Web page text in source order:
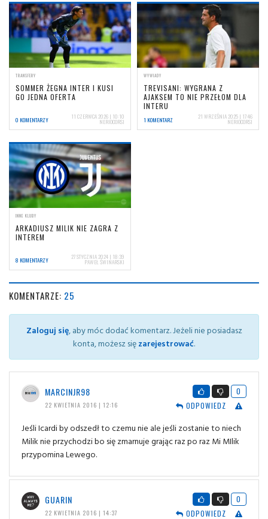
TRANSFERY
SOMMER ŻEGNA INTER I KUSI
GO JEDNA OFERTA
0 KOMENTARZY 11 CZERWCA 2026 | 10:10
NERIOCORSI
WYWIADY
TREVISANI: WYGRANA Z
AJAKSEM TO NIE PRZEŁOM DLA
INTERU
1 KOMENTARZ 21 WRZEŚNIA 2025 | 17:46
NERIOCORSI
INNE KLUBY
ARKADIUSZ MILIK NIE ZAGRA Z
INTEREM
8 KOMENTARZY 27 STYCZNIA 2024 | 18:39
PAWEŁ ŚWINARSKI
KOMENTARZE: 25
Zaloguj się, aby móc dodać komentarz. Jeżeli nie posiadasz
konta, możesz sięzarejestrować.
MARCINJR98
22 KWIETNIA 2016 | 12:16
0
ODPOWIEDZ
Jeśli Icardi by odszedł to czemu nie ale jeśli zostanie to niech
Milik nie przychodzi bo się zmarnuje grając raz po raz Mi MIlik
przypomina Lewego.
GUARIN
22 KWIETNIA 2016 | 14:37
0
ODPOWIEDZ